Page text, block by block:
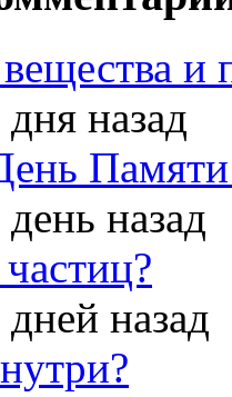
и
назад
назад
назад